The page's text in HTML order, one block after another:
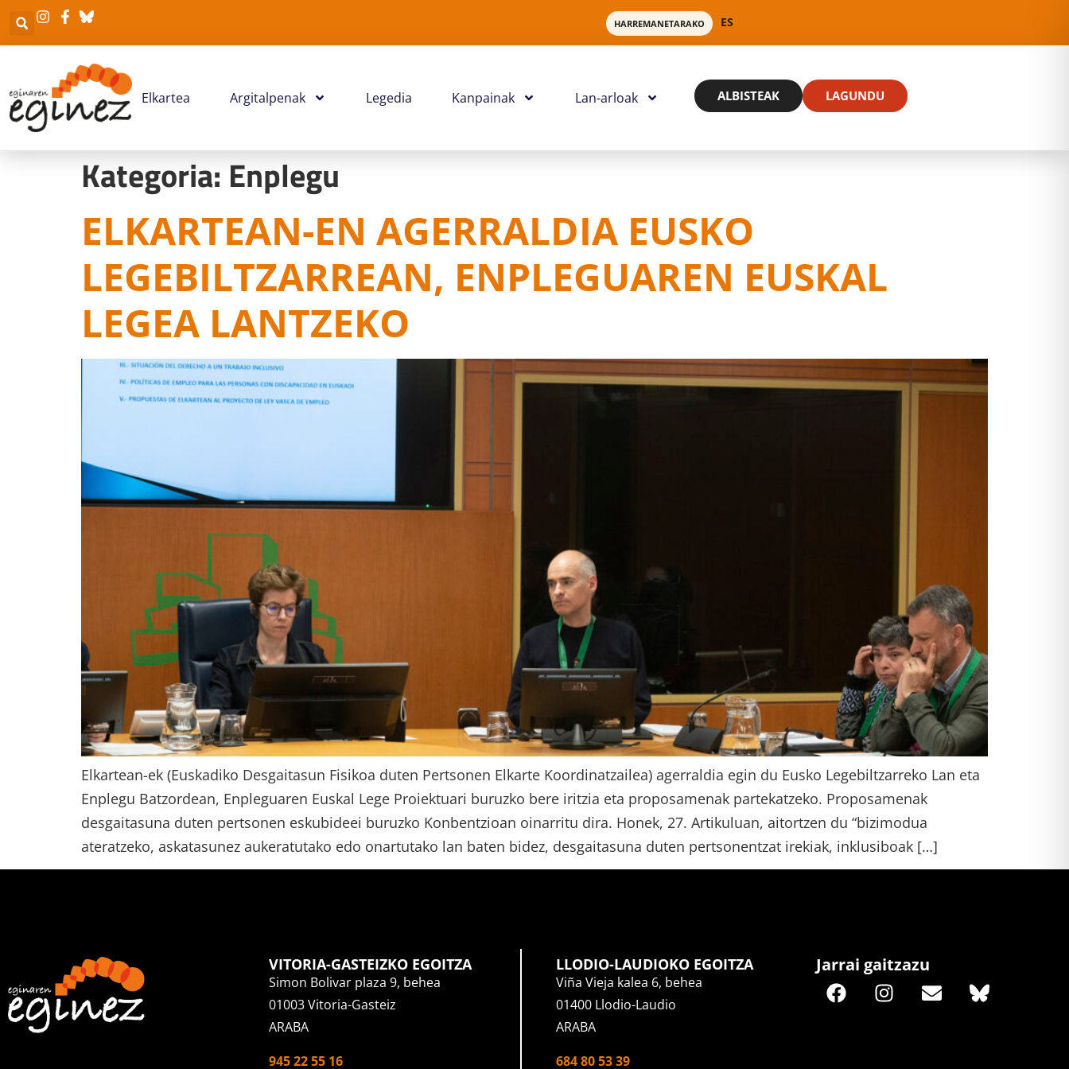
HARREMANETARAKO ES
Elkartea Argitalpenak Legedia Kanpainak Lan-arloak ALBISTEAK LAGUNDU
Kategoria: Enplegu
ELKARTEAN-EN AGERRALDIA EUSKO
LEGEBILTZARREAN, ENPLEGUAREN EUSKAL
LEGEA LANTZEKO
Elkartean-ek (Euskadiko Desgaitasun Fisikoa duten Pertsonen Elkarte Koordinatzailea) agerraldia egin du Eusko Legebiltzarreko Lan eta
Enplegu Batzordean, Enpleguaren Euskal Lege Proiektuari buruzko bere iritzia eta proposamenak partekatzeko. Proposamenak
desgaitasuna duten pertsonen eskubideei buruzko Konbentzioan oinarritu dira. Honek, 27. Artikuluan, aitortzen du “bizimodua
ateratzeko, askatasunez aukeratutako edo onartutako lan baten bidez, desgaitasuna duten pertsonentzat irekiak, inklusiboak […]
VITORIA-GASTEIZKO EGOITZA
Simon Bolivar plaza 9, behea
01003 Vitoria-Gasteiz
ARABA
945 22 55 16
LLODIO-LAUDIOKO EGOITZA
Viña Vieja kalea 6, behea
01400 Llodio-Laudio
ARABA
684 80 53 39
Jarrai gaitzazu